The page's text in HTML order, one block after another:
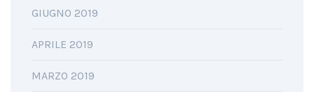
GIUGNO 2019
APRILE 2019
MARZO 2019